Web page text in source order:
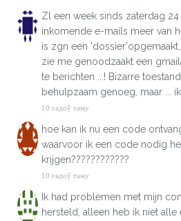
Zl een week sinds zaterdag
inkomende e-mails meer van
is zgn een
zie me genoodzaakt een
te berichten ...! Bizarre
behulpzaam genoeg, maar ...
10 гадоў таму
hoe kan ik nu een code
waarvoor ik een code nodig
krijgen????????????
10 гадоў таму
Ik had problemen met mijn
hersteld, alleen heb ik niet alle